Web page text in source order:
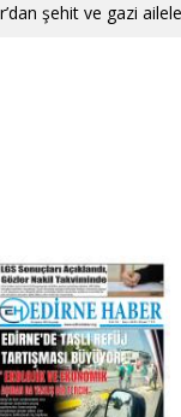
şehit ve gazi
Uzayın